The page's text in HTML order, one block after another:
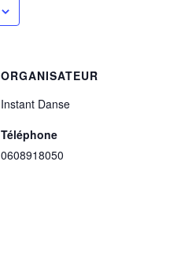
ORGANISATEUR
Instant Danse
Téléphone
0608918050